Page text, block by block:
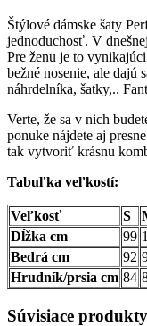
Štýlové dámske šaty
jednoduchosť. V
Pre ženu je to
bežné nosenie, ale dajú
náhrdelníka, šatky,..
Verte, že sa v nich
ponuke nájdete aj
tak vytvoriť krásnu
Tabuľka veľkostí:
Veľkosť S
Dĺžka cm
99
Bedrá cm
92
Hrudník/prsia cm 84
Súvisiace produkty